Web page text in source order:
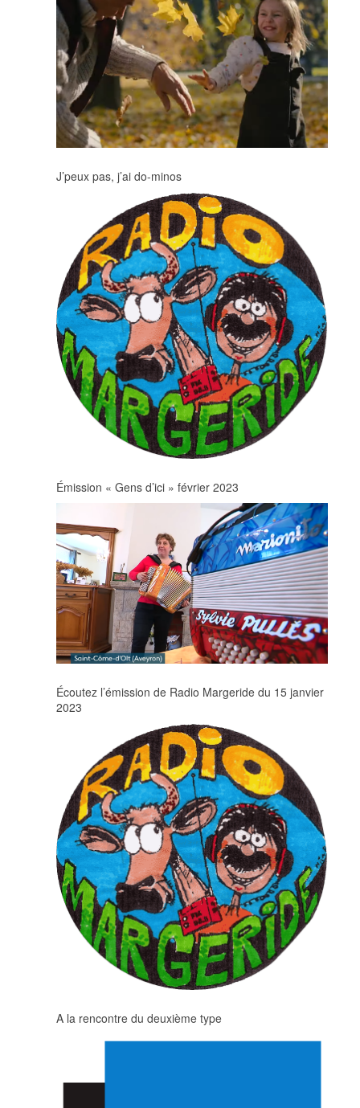
J’peux pas, j’ai do-minos
Émission « Gens d’ici » février 2023
Écoutez l’émission de Radio Margeride du 15 janvier
2023
A la rencontre du deuxième type